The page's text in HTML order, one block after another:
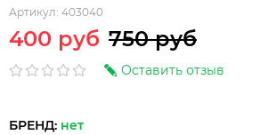
Артикул: 403040
400 руб 750 руб
Оставить отзыв
БРЕНД: нет